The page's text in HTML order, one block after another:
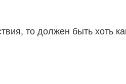
то должен быть хоть